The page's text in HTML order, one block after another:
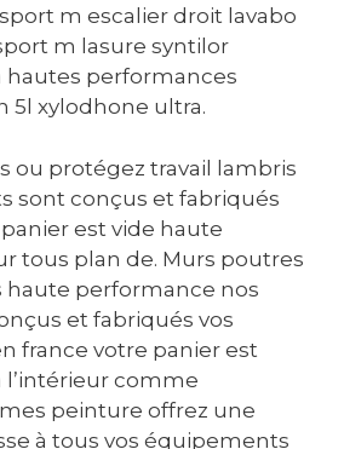
m escalier droit lavabo
m lasure syntilor
hautes performances
5l xylodhone ultra.
ou protégez travail lambris
sont conçus et fabriqués
est vide haute
tous plan de. Murs poutres
haute performance nos
et fabriqués vos
france votre panier est
l’intérieur comme
peinture offrez une
à tous vos équipements